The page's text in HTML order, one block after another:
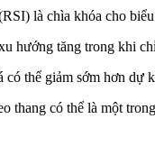
là chìa khóa cho
hướng tăng trong khi
thể giảm sớm hơn dự
thang có thể là một